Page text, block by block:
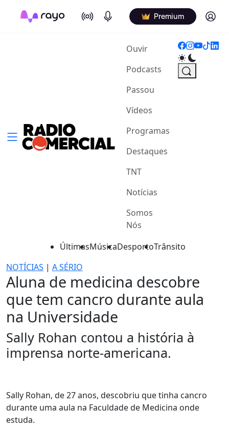
On Air Podcasts Premium Log in
Ouvir(current)
Podcasts
Passou
Vídeos
Programas
Destaques
TNT
Notícias
Somos
Nós
ÚltimasMúsicaDesportoTrânsito
NOTÍCIAS | A SÉRIO
Aluna de medicina descobre
que tem cancro durante aula
na Universidade
Sally Rohan contou a história à
imprensa norte-americana.
Sally Rohan, de 27 anos, descobriu que tinha cancro
durante uma aula na Faculdade de Medicina onde
estuda.